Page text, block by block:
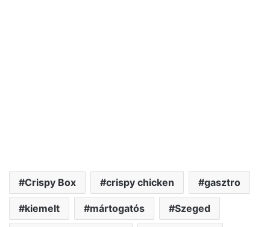
Crispy Box crispy chicken gasztro
kiemelt mártogatós Szeged